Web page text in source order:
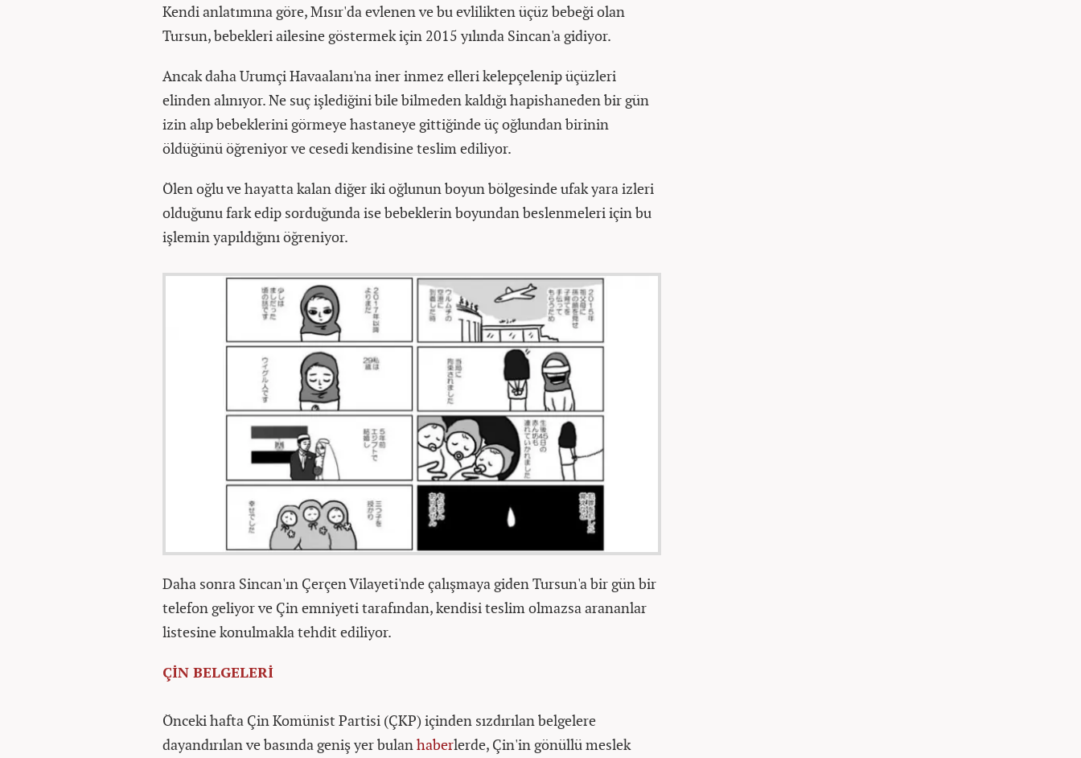
Kendi anlatımına göre, Mısır'da evlenen ve bu evlilikten üçüz bebeği olan
Tursun, bebekleri ailesine göstermek için 2015 yılında Sincan'a gidiyor.
Ancak daha Urumçi Havaalanı'na iner inmez elleri kelepçelenip üçüzleri
elinden alınıyor. Ne suç işlediğini bile bilmeden kaldığı hapishaneden bir gün
izin alıp bebeklerini görmeye hastaneye gittiğinde üç oğlundan birinin
öldüğünü öğreniyor ve cesedi kendisine teslim ediliyor.
Ölen oğlu ve hayatta kalan diğer iki oğlunun boyun bölgesinde ufak yara izleri
olduğunu fark edip sorduğunda ise bebeklerin boyundan beslenmeleri için bu
işlemin yapıldığını öğreniyor.
Daha sonra Sincan'ın Çerçen Vilayeti'nde çalışmaya giden Tursun'a bir gün bir
telefon geliyor ve Çin emniyeti tarafından, kendisi teslim olmazsa arananlar
listesine konulmakla tehdit ediliyor.
ÇİN BELGELERİ
Önceki hafta Çin Komünist Partisi (ÇKP) içinden sızdırılan belgelere
dayandırılan ve basında geniş yer bulanhaberlerde, Çin'in gönüllü meslek